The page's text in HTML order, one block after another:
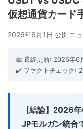
仮想通貨カード
2026年6月1日 公開ニ
📅 最終更新: 2026年6
✔️ ファクトチェック:
【結論】2026
JPモルガン統合